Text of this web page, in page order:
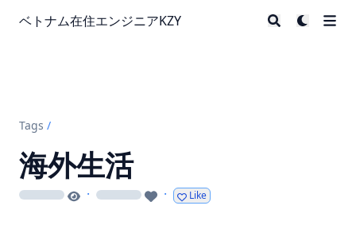
ベトナム在住エンジニアKZY
Tags /
海外生活
loading · loading · Like